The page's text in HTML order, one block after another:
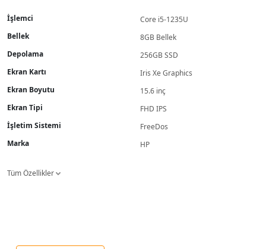
İşlemci
Core i5-1235U
Bellek
8GB Bellek
Depolama
256GB SSD
Ekran Kartı
Iris Xe Graphics
Ekran Boyutu
15.6 inç
Ekran Tipi
FHD IPS
İşletim Sistemi
FreeDos
Marka
HP
Tüm Özellikler